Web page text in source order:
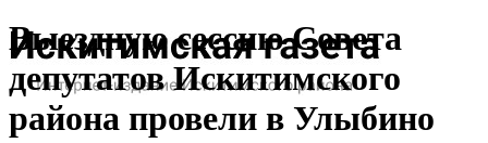
Выездную сессию Совета
депутатов Искитимского
района провели в Улыбино